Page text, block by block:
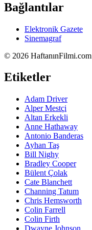
Bağlantılar
Elektronik Gazete
Sinemagraf
© 2026 HaftanınFilmi.com
Etiketler
Adam Driver
Alper Mestçi
Altan Erkekli
Anne Hathaway
Antonio Banderas
Ayhan Taş
Bill Nighy
Bradley Cooper
Bülent Çolak
Cate Blanchett
Channing Tatum
Chris Hemsworth
Colin Farrell
Colin Firth